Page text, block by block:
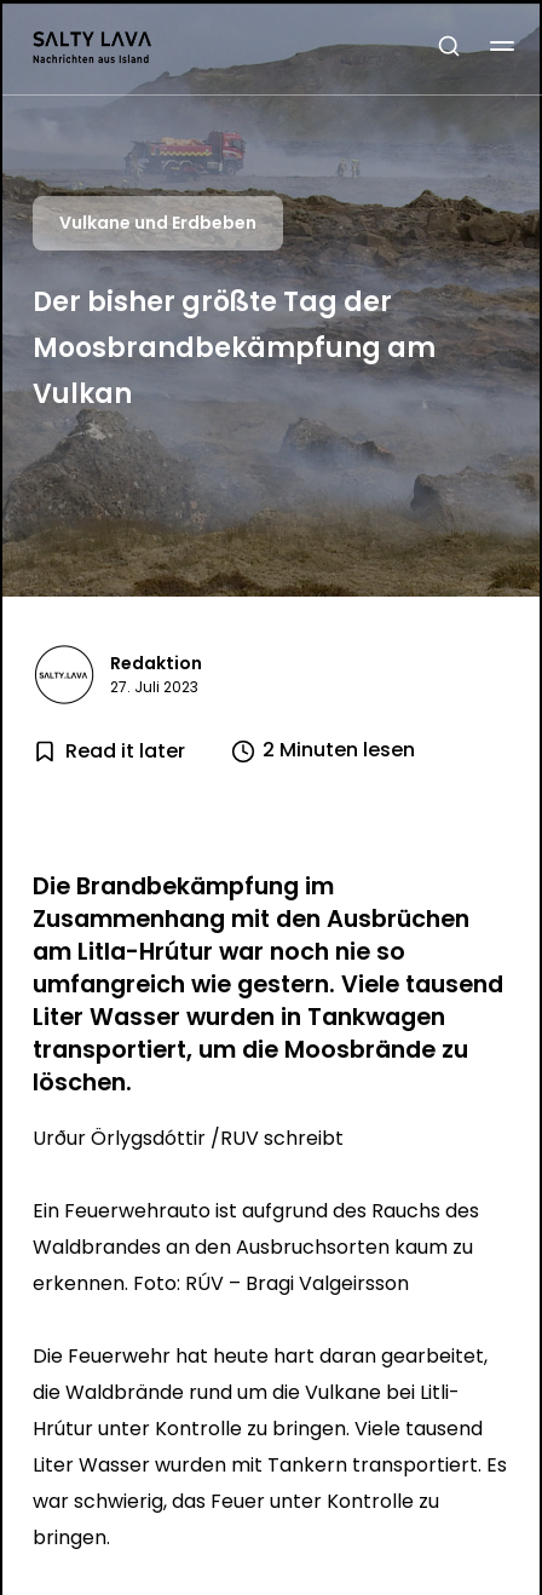
Vulkane und Erdbeben
Der bisher größte Tag der
Moosbrandbekämpfung am
Vulkan
Redaktion
27. Juli 2023
Read it later 2 Minuten lesen
Die Brandbekämpfung im
Zusammenhang mit den Ausbrüchen
am Litla-Hrútur war noch nie so
umfangreich wie gestern. Viele tausend
Liter Wasser wurden in Tankwagen
transportiert, um die Moosbrände zu
löschen.
Urður Örlygsdóttir/RUV schreibt
Ein Feuerwehrauto ist aufgrund des Rauchs des
Waldbrandes an den Ausbruchsorten kaum zu
erkennen. Foto: RÚV – Bragi Valgeirsson
Die Feuerwehr hat heute hart daran gearbeitet,
die Waldbrände rund um die Vulkane bei Litli-
Hrútur unter Kontrolle zu bringen. Viele tausend
Liter Wasser wurden mit Tankern transportiert. Es
war schwierig, das Feuer unter Kontrolle zu
bringen.